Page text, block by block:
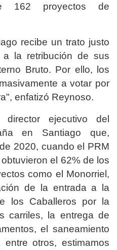
162 proyectos de
recibe un trato justo
la retribución de sus
Bruto. Por ello, los
a votar por
enfatizó Reynoso.
director ejecutivo del
en Santiago que,
2020, cuando el PRM
el 62% de los
como el Monorriel,
de la entrada a la
los Caballeros por la
carriles, la entrega de
el saneamiento
otros, estimamos